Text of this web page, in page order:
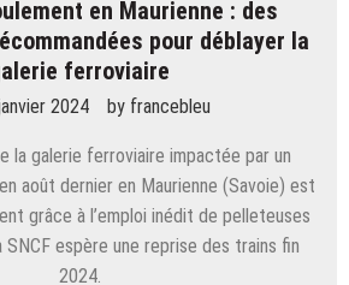
satisfaction
après
l’accord
les
en Maurienne : des
pour déblayer la
ferroviaire
2024 by francebleu
la galerie ferroviaire impactée par un
août dernier en Maurienne (Savoie) est
grâce à l’emploi inédit de pelleteuses
SNCF espère une reprise des trains fin
2024.